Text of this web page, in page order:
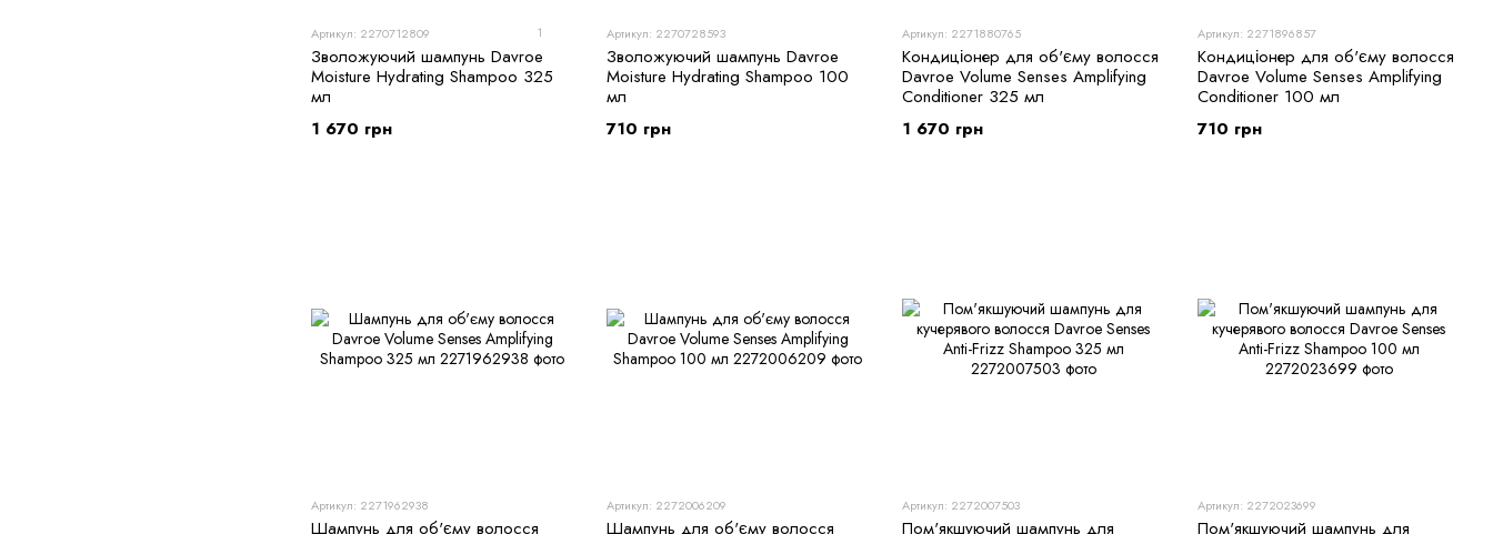
Артикул: 2270712809 1
Зволожуючий шампунь Davroe
Moisture Hydrating Shampoo 325
мл
1 670 грн
Артикул: 2270728593
Зволожуючий шампунь Davroe
Moisture Hydrating Shampoo 100
мл
710 грн
Артикул: 2271880765
Кондиціонер для об'єму волосся
Davroe Volume Senses Amplifying
Conditioner 325 мл
1 670 грн
Артикул: 2271896857
Кондиціонер для об'єму волосся
Davroe Volume Senses Amplifying
Conditioner 100 мл
710 грн
Артикул: 2271962938
Шампунь для об'єму волосся
Артикул: 2272006209
Шампунь для об'єму волосся
Артикул: 2272007503
Пом'якшуючий шампунь для
Артикул: 2272023699
Пом'якшуючий шампунь для